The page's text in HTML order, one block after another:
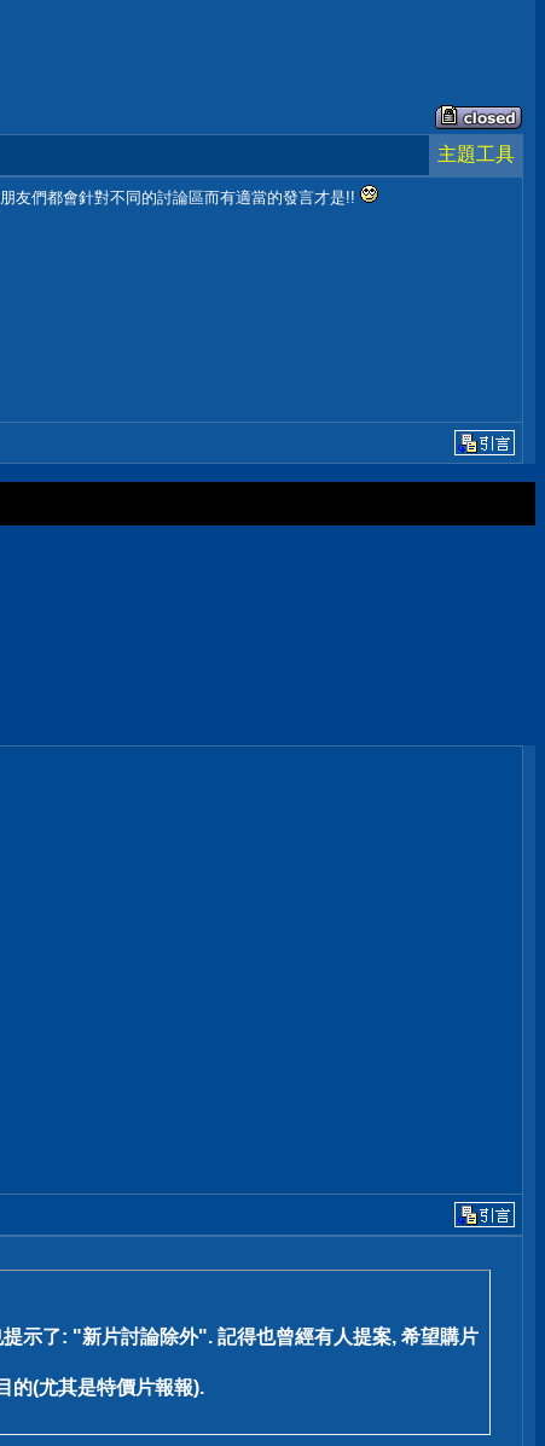
主題工具
友們都會針對不同的討論區而有適當的發言才是!!
示了: "新片討論除外". 記得也曾經有人提案, 希望購片
的(尤其是特價片報報).